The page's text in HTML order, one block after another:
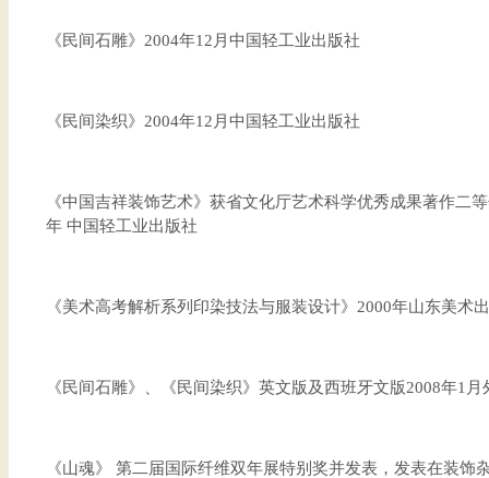
《民间石雕》2004年12月中国轻工业出版社
《民间染织》2004年12月中国轻工业出版社
《中国吉祥装饰艺术》获省文化厅艺术科学优秀成果著作二
年 中国轻工业出版社
《美术高考解析系列印染技法与服装设计》2000年山东美术
《民间石雕》、《民间染织》英文版及西班牙文版2008年1
《山魂》 第二届国际纤维双年展特别奖并发表，发表在装饰